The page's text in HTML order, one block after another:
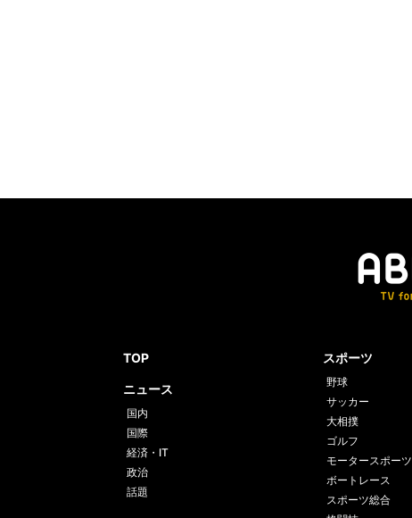
TOP
ニュース
国内
国際
経済・IT
政治
話題
スポーツ
野球
サッカー
大相撲
ゴルフ
モータースポーツ
ボートレース
スポーツ総合